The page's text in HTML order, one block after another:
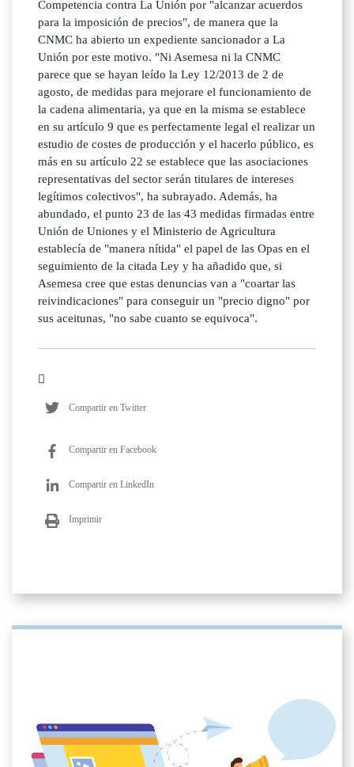
Competencia contra La Unión por "alcanzar acuerdos
para la imposición de precios", de manera que la
CNMC ha abierto un expediente sancionador a La
Unión por este motivo. "Ni Asemesa ni la CNMC
parece que se hayan leído la Ley 12/2013 de 2 de
agosto, de medidas para mejorare el funcionamiento de
la cadena alimentaria, ya que en la misma se establece
en su artículo 9 que es perfectamente legal el realizar un
estudio de costes de producción y el hacerlo público, es
más en su artículo 22 se establece que las asociaciones
representativas del sector serán titulares de intereses
legítimos colectivos", ha subrayado. Además, ha
abundado, el punto 23 de las 43 medidas firmadas entre
Unión de Uniones y el Ministerio de Agricultura
establecía de "manera nítida" el papel de las Opas en el
seguimiento de la citada Ley y ha añadido que, si
Asemesa cree que estas denuncias van a "coartar las
reivindicaciones" para conseguir un "precio digno" por
sus aceitunas, "no sabe cuanto se equivoca".
Compartir en Twitter
Compartir en Facebook
Compartir en LinkedIn
Imprimir